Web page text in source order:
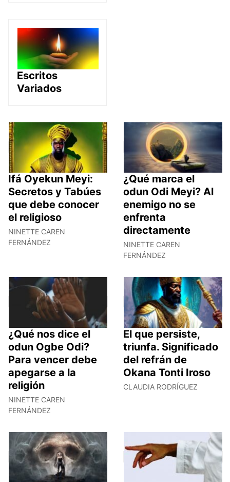
Escritos
Variados
Ifá Oyekun Meyi:
Secretos y Tabúes
que debe conocer
el religioso
NINETTE CAREN
FERNÁNDEZ
¿Qué marca el
odun Odi Meyi? Al
enemigo no se
enfrenta
directamente
NINETTE CAREN
FERNÁNDEZ
¿Qué nos dice el
odun Ogbe Odi?
Para vencer debe
apegarse a la
religión
NINETTE CAREN
FERNÁNDEZ
El que persiste,
triunfa. Significado
del refrán de
Okana Tonti Iroso
CLAUDIA RODRÍGUEZ